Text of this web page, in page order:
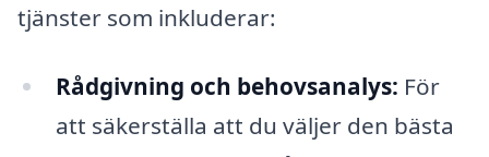
tjänster som inkluderar:
Rådgivning och behovsanalys: För
att säkerställa att du väljer den bästa